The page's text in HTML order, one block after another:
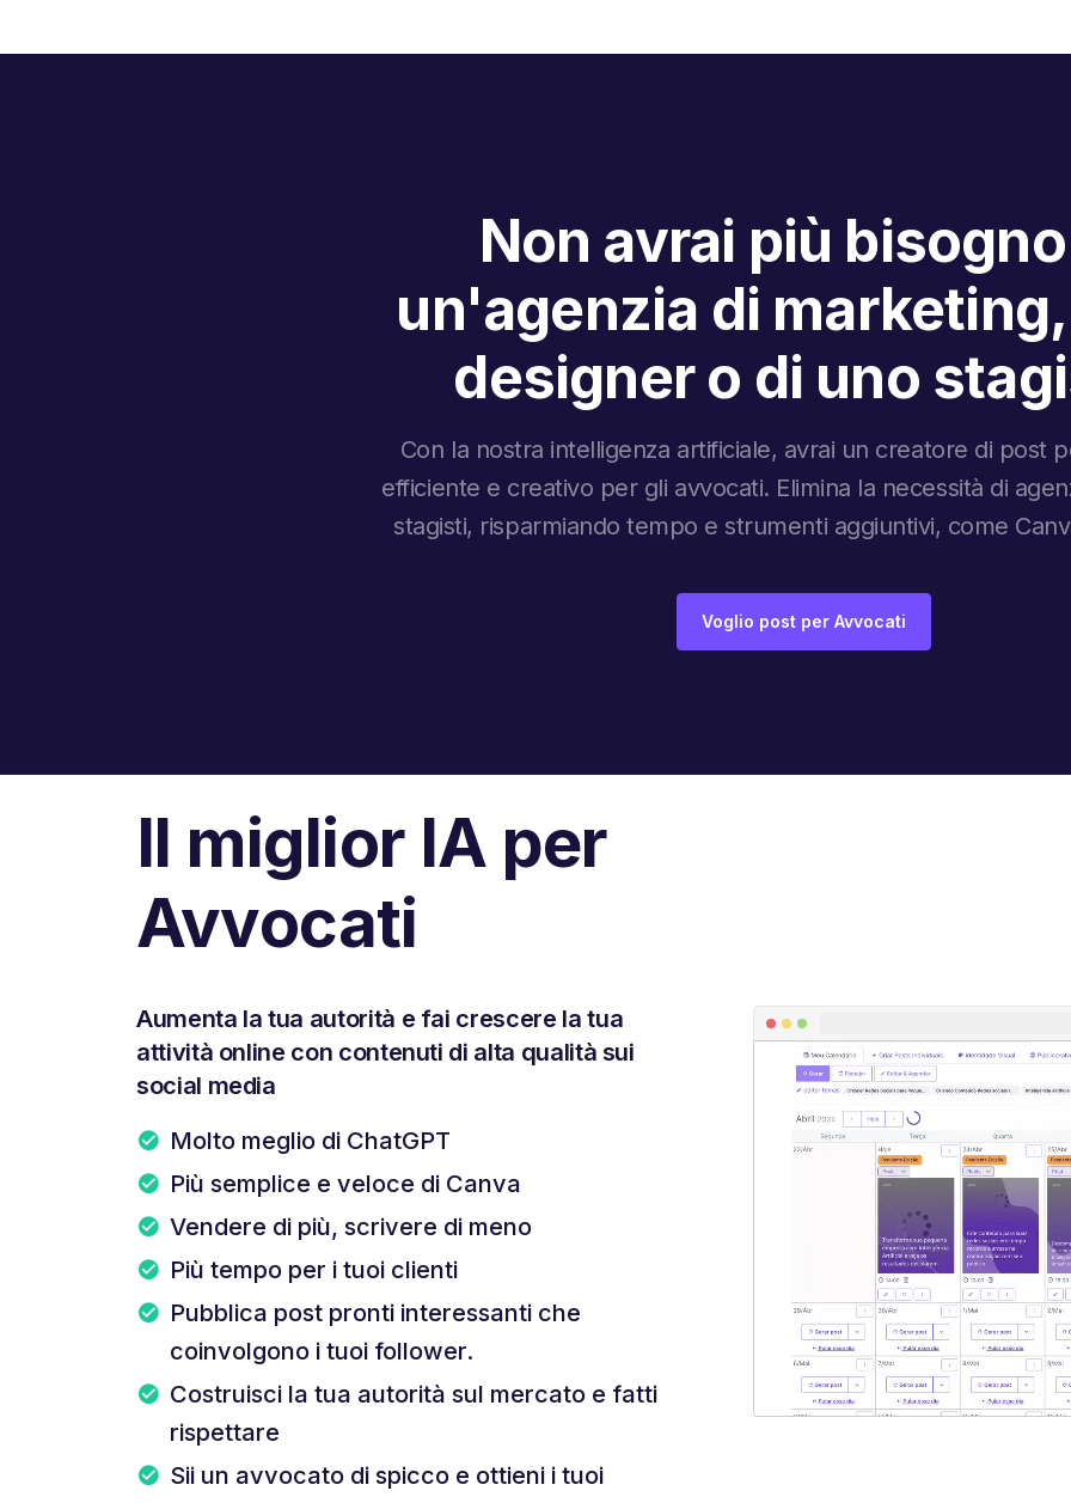
Non avrai più
un'agenzia di
designer o di uno
Con la nostra intelligenza artificiale, avrai un creatore di post
efficiente e creativo per gli avvocati. Elimina la necessità di
stagisti, risparmiando tempo e strumenti aggiuntivi, come
Voglio post per Avvocati
Il miglior IA per
Avvocati
Aumenta la tua autorità e fai crescere la tua
attività online con contenuti di alta qualità sui
social media
Molto meglio di ChatGPT
Più semplice e veloce di Canva
Vendere di più, scrivere di meno
Più tempo per i tuoi clienti
Pubblica post pronti interessanti che
coinvolgono i tuoi follower.
Costruisci la tua autorità sul mercato e fatti
rispettare
Sii un avvocato di spicco e ottieni i tuoi